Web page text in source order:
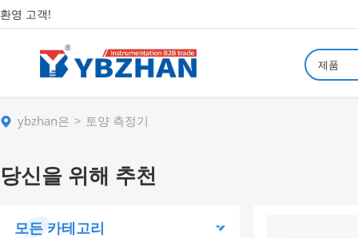
환영 고객!
제품
ybzhan은 토양 측정기
당신을 위해 추천
모든 카테고리